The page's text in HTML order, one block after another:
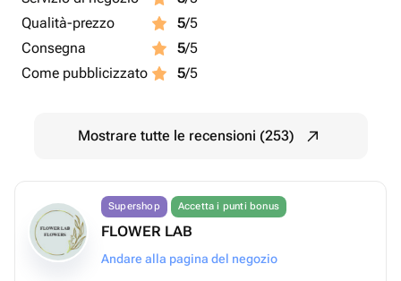
Qualità-prezzo
5/5
Consegna
5/5
Come pubblicizzato
5/5
Mostrare tutte le recensioni (253)
Supershop Accetta i punti bonus
FLOWER LAB
Andare alla pagina del negozio